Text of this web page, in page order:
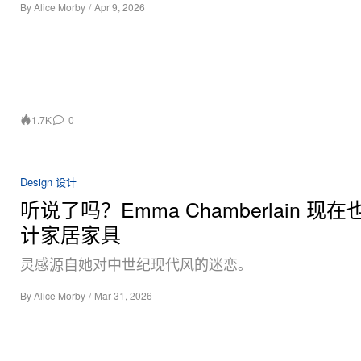
ByAlice Morby / Apr 9, 2026
1.7K 0
Design 设计
听说了吗？Emma Chamberlain 现在
计家居家具
灵感源自她对中世纪现代风的迷恋。
ByAlice Morby / Mar 31, 2026